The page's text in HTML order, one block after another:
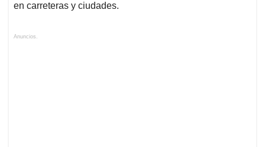
en carreteras y ciudades.
Anuncios.